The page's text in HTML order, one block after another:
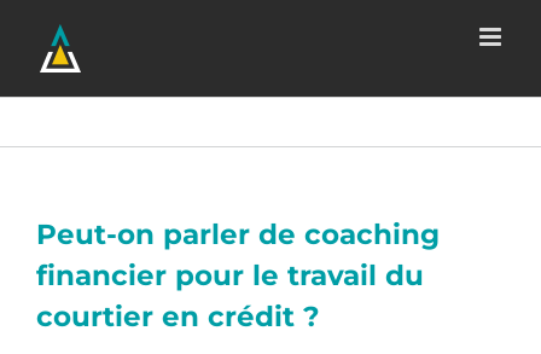
contenu
Peut-on parler de coaching
financier pour le travail du
courtier en crédit ?